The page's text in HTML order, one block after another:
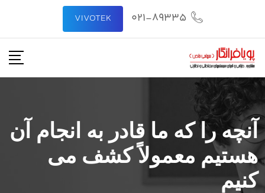
محتوا
021-89335
VIVOTEK
آنچه را که ما قادر به انجام آن
هستیم معمولاً کشف می
کنیم